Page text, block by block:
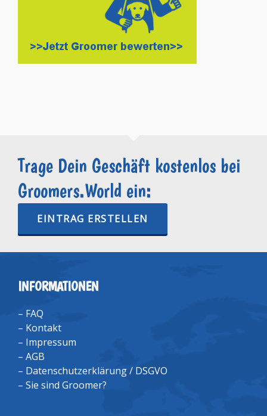
Trage Dein Geschäft kostenlos bei
Groomers.World ein:
EINTRAG ERSTELLEN
INFORMATIONEN
– FAQ
– Kontakt
– Impressum
– AGB
– Datenschutzerklärung / DSGVO
– Sie sind Groomer?